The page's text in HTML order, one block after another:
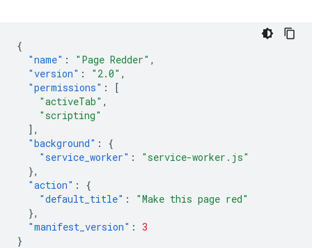
{
"name" : "Page Redder" ,
"version" : "2.0" ,
"permissions" :
[
"activeTab" ,
"scripting"
],
"background" :
{
"service_worker" :
"service-worker.js"
},
"action" :
{
"default_title" :
"Make this page red"
},
"manifest_version" : 3
}